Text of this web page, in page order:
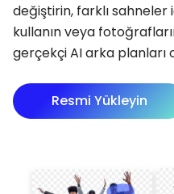
değiştirin, farklı sahneler
kullanın veya
gerçekçi AI arka planları
Resmi Yükleyin